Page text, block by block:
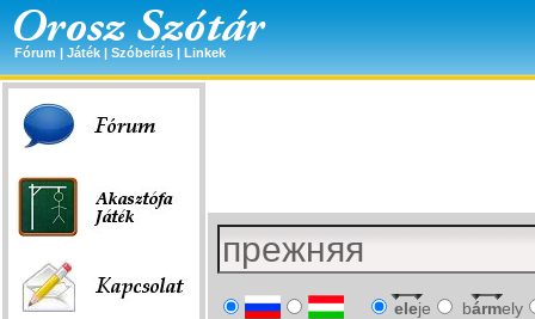
Fórum | Játék | Szóbeírás | Linkek
eleje bármely